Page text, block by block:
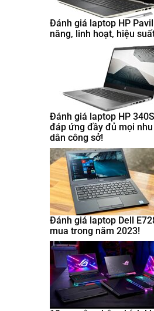
Đánh giá laptop HP
năng, linh hoạt, hiệu
Đánh giá laptop HP
đáp ứng đầy đủ mọi
dân công sở!
Đánh giá laptop Dell
mua trong năm 2023!